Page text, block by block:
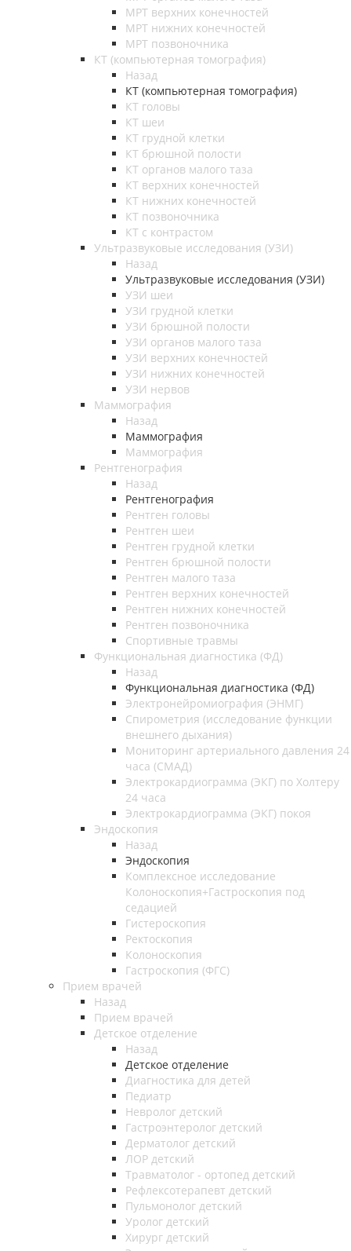
МРТ верхних конечностей
МРТ нижних конечностей
МРТ позвоночника
КТ (компьютерная томография)
Назад
КТ (компьютерная томография)
КТ головы
КТ шеи
КТ грудной клетки
КТ брюшной полости
КТ органов малого таза
КТ верхних конечностей
КТ нижних конечностей
КТ позвоночника
КТ с контрастом
Ультразвуковые исследования (УЗИ)
Назад
Ультразвуковые исследования (УЗИ)
УЗИ шеи
УЗИ грудной клетки
УЗИ брюшной полости
УЗИ органов малого таза
УЗИ верхних конечностей
УЗИ нижних конечностей
УЗИ нервов
Маммография
Назад
Маммография
Маммография
Рентгенография
Назад
Рентгенография
Рентген головы
Рентген шеи
Рентген грудной клетки
Рентген брюшной полости
Рентген малого таза
Рентген верхних конечностей
Рентген нижних конечностей
Рентген позвоночника
Спортивные травмы
Функциональная диагностика (ФД)
Назад
Функциональная диагностика (ФД)
Электронейромиография (ЭНМГ)
Спирометрия (исследование функции
внешнего дыхания)
Мониторинг артериального давления 24
часа (СМАД)
Электрокардиограмма (ЭКГ) по Холтеру
24 часа
Электрокардиограмма (ЭКГ) покоя
Эндоскопия
Назад
Эндоскопия
Комплексное исследование
Колоноскопия+Гастроскопия под
седацией
Гистероскопия
Ректоскопия
Колоноскопия
Гастроскопия (ФГС)
Прием врачей
Назад
Прием врачей
Детское отделение
Назад
Детское отделение
Диагностика для детей
Педиатр
Невролог детский
Гастроэнтеролог детский
Дерматолог детский
ЛОР детский
Травматолог - ортопед детский
Рефлексотерапевт детский
Пульмонолог детский
Уролог детский
Хирург детский